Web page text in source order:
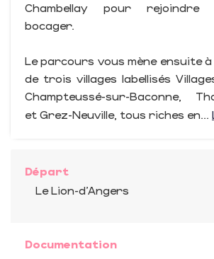
Chambellay pour rejoindre
bocager.
Le parcours vous mène ensuite
de trois villages labellisés
Champteussé-sur-Baconne,
et Grez-Neuville, tous riches en...
Départ
Le Lion-d'Angers
Documentation